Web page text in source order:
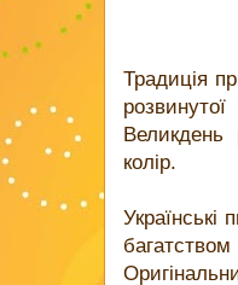
Традиція
Великдень
колір.